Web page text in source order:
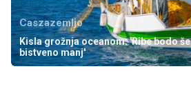
Caszazemljo
Kisla grožnja oceanom: 'Ribe bodo
bistveno manj'